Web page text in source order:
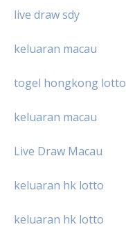
live draw sdy
keluaran macau
togel hongkong lotto
keluaran macau
Live Draw Macau
keluaran hk lotto
keluaran hk lotto